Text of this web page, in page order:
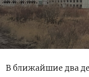
В ближайшие два